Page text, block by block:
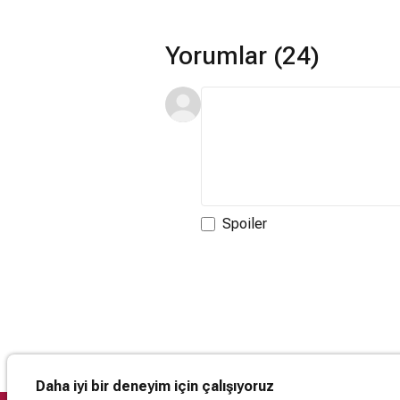
Yorumlar (24)
Spoiler
Daha iyi bir deneyim için çalışıyoruz